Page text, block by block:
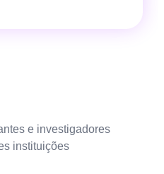
e investigadores
instituições